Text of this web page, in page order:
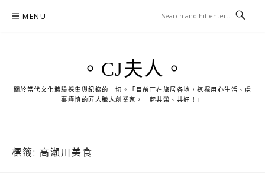
MENU
。CJ夫人。
關於當代文化體驗採集與紀錄的一切。「目前正在旅居各地，挖掘用心生活、處
事謹慎的匠人職人創業家，一起共榮、共好！」
標籤: 高瀨川美食